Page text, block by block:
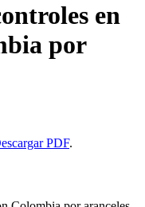
en
por
PDF.